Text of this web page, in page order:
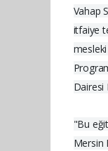
Vahap
itfaiye
Dairesi
"Bu
Mersin